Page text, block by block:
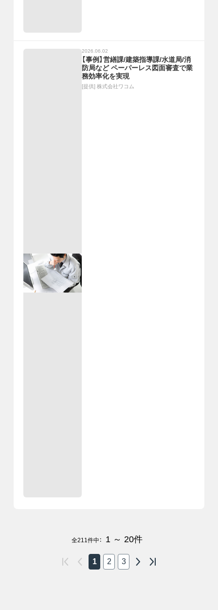
2026.06.02
【事例】営繕課/建築指導課/水道局/消
防局など ペーパーレス図面審査で業
務効率化を実現
[提供] 株式会社ワコム
全211件中： 1 ～ 20件
1 2 3